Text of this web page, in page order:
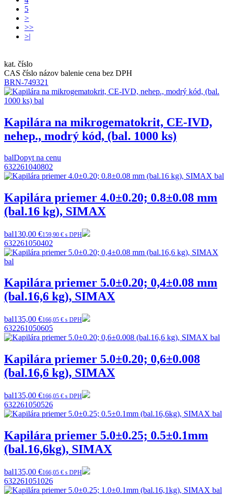
5
>
>>
>|
kat. číslo
CAS číslo názov balenie cena bez DPH
BRN-749321
Kapilára na mikrogematokrit, CE-IVD,
nehep., modrý kód, (bal. 1000 ks)
balDopyt na cenu
632261040802
Kapilára priemer 4.0±0.20; 0.8±0.08 mm
(bal.16 kg), SIMAX
bal130,00 €159,90 € s DPH
632261050402
Kapilára priemer 5.0±0.20; 0,4±0.08 mm
(bal.16,6 kg), SIMAX
bal135,00 €166,05 € s DPH
632261050605
Kapilára priemer 5.0±0.20; 0,6±0.008
(bal.16,6 kg), SIMAX
bal135,00 €166,05 € s DPH
632261050526
Kapilára priemer 5.0±0.25; 0.5±0.1mm
(bal.16,6kg), SIMAX
bal135,00 €166,05 € s DPH
632261051026